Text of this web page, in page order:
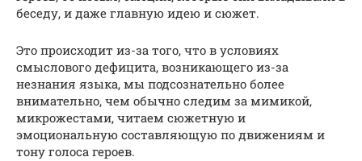
беседу, и даже главную идею и сюжет.
Это происходит из-за того, что в условиях
смыслового дефицита, возникающего из-за
незнания языка, мы подсознательно более
внимательно, чем обычно следим за мимикой,
микрожестами, читаем сюжетную и
эмоциональную составляющую по движениям и
тону голоса героев.